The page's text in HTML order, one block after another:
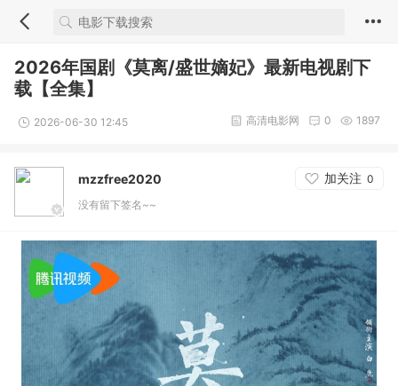
2026年国剧《莫离/盛世嫡妃》最新电视剧下
载【全集】
2026-06-30 12:45 1897
0
高清电影网
mzzfree2020 加关注 0
没有留下签名~~